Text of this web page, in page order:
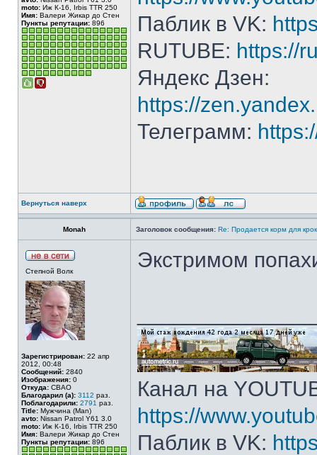
moto: Иж К-16, Irbis TTR 250
Имя: Валери Жикар до Стен
Пункты репутации: 896
Паблик в VK:
RUTUBE: https://
Яндекс Дзен:
https://
Телеграмм:
Вернуться наверх
Monah Заголовок сообщения: Re: Продается корм для
Степной Волк
Зарегистрирован: 22 апр
2012, 00:48
Сообщений: 2840
Изображения: 0
Откуда: СВАО
Благодарил (а): 3112 раз.
Поблагодарили: 2791 раз.
Title: Мужчина (Man)
avto: Nissan Patrol Y61 3.0
moto: Иж К-16, Irbis TTR 250
Имя: Валери Жикар до Стен
Пункты репутации: 896
Экстримом
Канал на
https://
Паблик в VK: